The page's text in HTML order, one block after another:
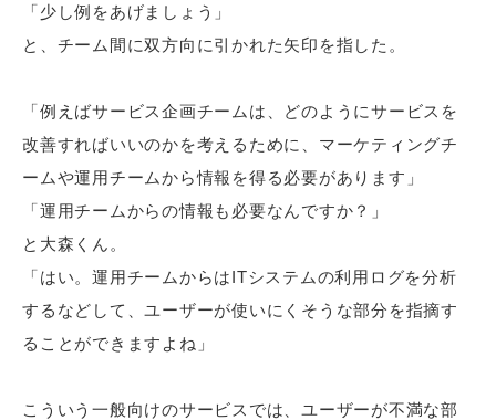
「少し例をあげましょう」
と、チーム間に双方向に引かれた矢印を指した。
「例えばサービス企画チームは、どのようにサービスを
改善すればいいのかを考えるために、マーケティングチ
ームや運用チームから情報を得る必要があります」
「運用チームからの情報も必要なんですか？」
と大森くん。
「はい。運用チームからはITシステムの利用ログを分析
するなどして、ユーザーが使いにくそうな部分を指摘す
ることができますよね」
こういう一般向けのサービスでは、ユーザーが不満な部